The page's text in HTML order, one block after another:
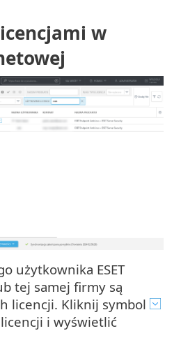
w
użytkownika ESET
tej samej firmy są
licencji. Kliknij symbol
i wyświetlić